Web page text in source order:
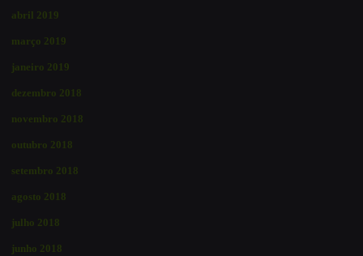
abril 2019
março 2019
janeiro 2019
dezembro 2018
novembro 2018
outubro 2018
setembro 2018
agosto 2018
julho 2018
junho 2018